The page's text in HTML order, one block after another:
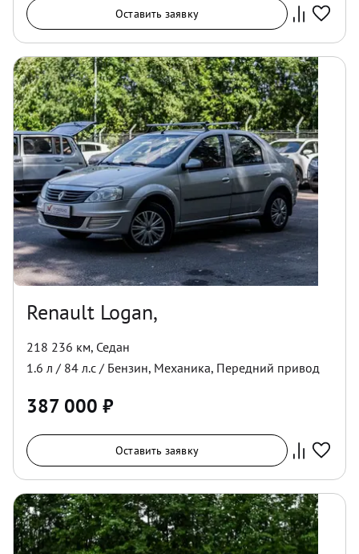
Оставить заявку
Renault Logan,
218 236 км, Седан
1.6 л / 84 л.с / Бензин, Механика, Передний привод
387 000 ₽
Оставить заявку